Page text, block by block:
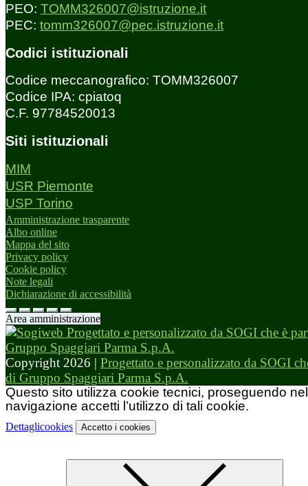
PEO: TOMM326007@istruzione.it
PEC: tomm326007@pec.istruzione.it
Codici istituzionali
Codice meccanografico: TOMM326007
Codice IPA: cpiatoq
C.F. 97784520013
Siti istituzionali
MIM
USR Piemonte
USP Torino
Amministrazione trasparente
Albo online
Mappa del sito
Privacy policy
Cookie policy
Note legali
Dichiarazione di accessibilità
Area amministrazione
Copyright 2026 | Progettato e personalizzato da SOGI
di Gruppo Spaggiari Parma S.p.A.
Questo sito utilizza cookie tecnici, proseguendo
navigazione accetti l’utilizzo di tali cookie.
Dettaglicookies Accetto i cookies